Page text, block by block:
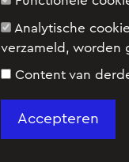
Analytische
verzameld, worden
Content van